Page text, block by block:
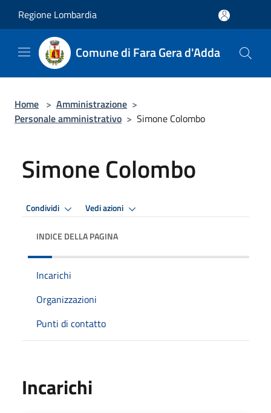
Regione Lombardia
Comune di Fara Gera d'Adda
Home > Amministrazione >
Personale amministrativo > Simone Colombo
Simone Colombo
Condividi Vedi azioni
INDICE DELLA PAGINA
Incarichi
Organizzazioni
Punti di contatto
Incarichi